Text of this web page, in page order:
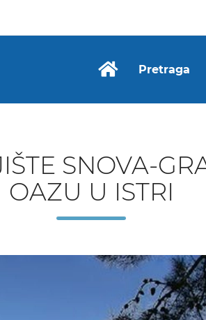
Pretraga
SNOVA-
OAZU U ISTRI